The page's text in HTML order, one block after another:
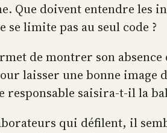
Que doivent entendre les
limite pas au seul code ?
de montrer son
laisser une bonne image
responsable saisira-t-il la
qui défilent, il